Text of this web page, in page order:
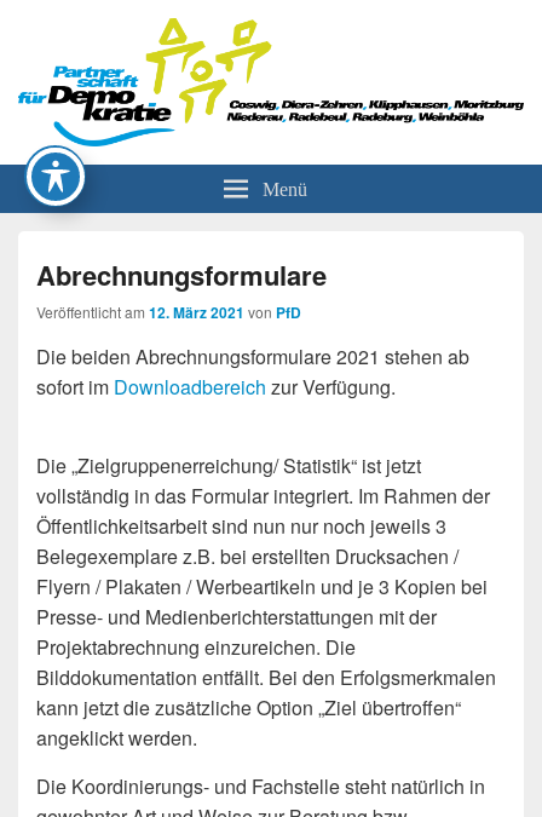
Partnerschaft für Demokratie
Menü
Abrechnungsformulare
Veröffentlicht am 12. März 2021 von PfD
Die beiden Abrechnungsformulare 2021 stehen ab
sofort im Downloadbereich zur Verfügung.
Die „Zielgruppenerreichung/ Statistik“ ist jetzt
vollständig in das Formular integriert. Im Rahmen der
Öffentlichkeitsarbeit sind nun nur noch jeweils 3
Belegexemplare z.B. bei erstellten Drucksachen /
Flyern / Plakaten / Werbeartikeln und je 3 Kopien bei
Presse- und Medienberichterstattungen mit der
Projektabrechnung einzureichen. Die
Bilddokumentation entfällt. Bei den Erfolgsmerkmalen
kann jetzt die zusätzliche Option „Ziel übertroffen“
angeklickt werden.
Die Koordinierungs- und Fachstelle steht natürlich in